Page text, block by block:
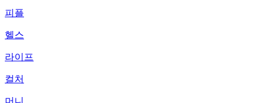
피플
헬스
라이프
컬처